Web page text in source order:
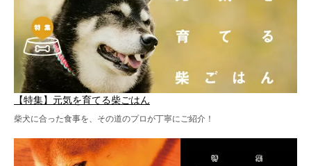
【特集】元気を育てる柴ごはん
柴犬に合った食事を、その道のプロが丁寧にご紹介！